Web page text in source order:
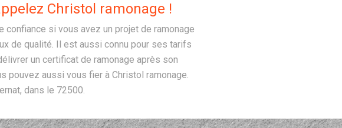
Christol ramonage !
si vous avez un projet de ramonage
de qualité. Il est aussi connu pour ses tarifs
un certificat de ramonage après son
pouvez aussi vous fier à Christol ramonage.
dans le 72500.